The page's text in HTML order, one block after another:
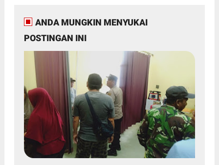
ANDA MUNGKIN MENYUKAI
POSTINGAN INI